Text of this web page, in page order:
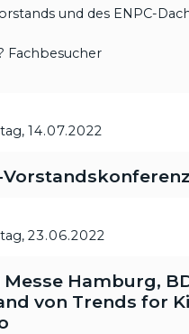
und des ENPC-
Fachbesucher
14.07.2022
Vorstandskonferenz
23.06.2022
Messe Hamburg,
von Trends for